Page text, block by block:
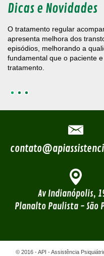
Dicas e Novidades
O tratamento regular
apresenta melhora dos
episódios, melhorando a
fundamental que o paciente
tratamento.
Av Indianópolis,
Planalto Paulista - São
© 2016 - API - Assistência